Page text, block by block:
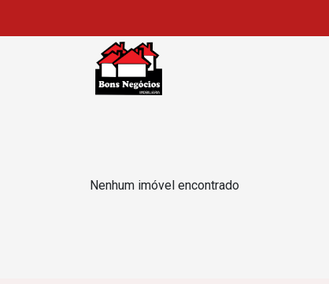
Nenhum imóvel encontrado